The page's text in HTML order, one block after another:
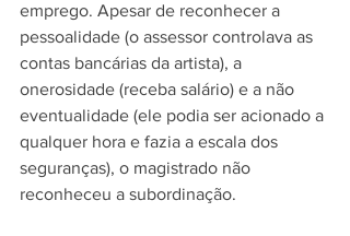
emprego. Apesar de reconhecer a
pessoalidade (o assessor controlava as
contas bancárias da artista), a
onerosidade (receba salário) e a não
eventualidade (ele podia ser acionado a
qualquer hora e fazia a escala dos
seguranças), o magistrado não
reconheceu a subordinação.